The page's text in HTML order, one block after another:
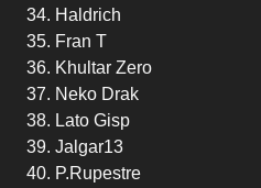
Haldrich
Fran T
Khultar Zero
Neko Drak
Lato Gisp
Jalgar13
P.Rupestre